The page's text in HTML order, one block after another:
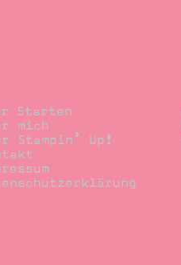
Starten
mich
Stampin’ Up!